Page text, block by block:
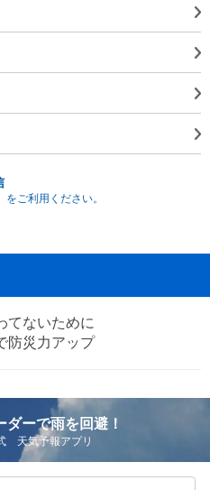
ご利用ください。
てないために
防災力アップ
ダーで雨を回避！
天気予報アプリ